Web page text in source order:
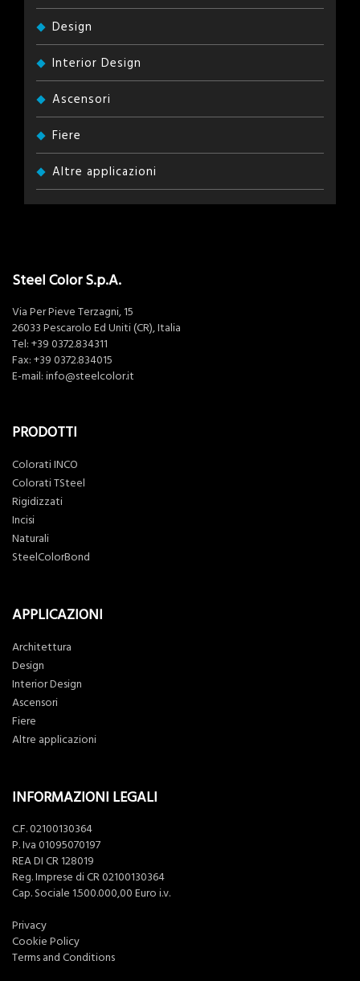
Design
Interior Design
Ascensori
Fiere
Altre applicazioni
Steel Color S.p.A.
Via Per Pieve Terzagni, 15
26033 Pescarolo Ed Uniti (CR), Italia
Tel: +39 0372.834311
Fax: +39 0372.834015
E-mail: info@steelcolor.it
PRODOTTI
Colorati INCO
Colorati TSteel
Rigidizzati
Incisi
Naturali
SteelColorBond
APPLICAZIONI
Architettura
Design
Interior Design
Ascensori
Fiere
Altre applicazioni
INFORMAZIONI LEGALI
C.F. 02100130364
P. Iva 01095070197
REA DI CR 128019
Reg. Imprese di CR 02100130364
Cap. Sociale 1.500.000,00 Euro i.v.
Privacy
Cookie Policy
Terms and Conditions